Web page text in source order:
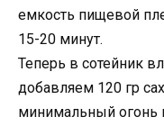
емкость пищевой
15-20 минут.
Теперь в сотейник
добавляем 120 гр
минимальный огонь